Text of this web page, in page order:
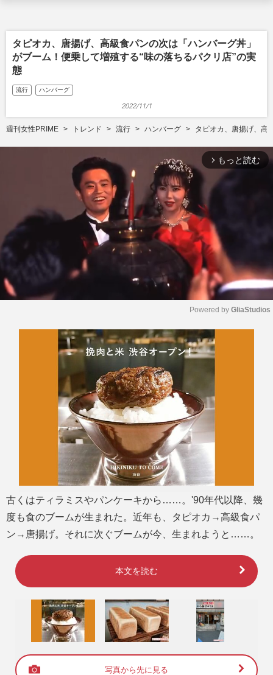
タピオカ、唐揚げ、高級食パンの次は「ハンバーグ丼」
がブーム！便乗して増殖する“味の落ちるパクリ店”の実
態
流行 ハンバーグ
2022/11/1
週刊女性PRIME トレンド 流行 ハンバーグ タピオカ、唐揚げ、高
arrow_forward_ios もっと読む
Powered by GliaStudios
古くはティラミスやパンケーキから……。'90年代以降、幾
度も食のブームが生まれた。近年も、タピオカ→高級食パ
ン→唐揚げ。それに次ぐブームが今、生まれようと……。
本文を読む
写真から先に見る